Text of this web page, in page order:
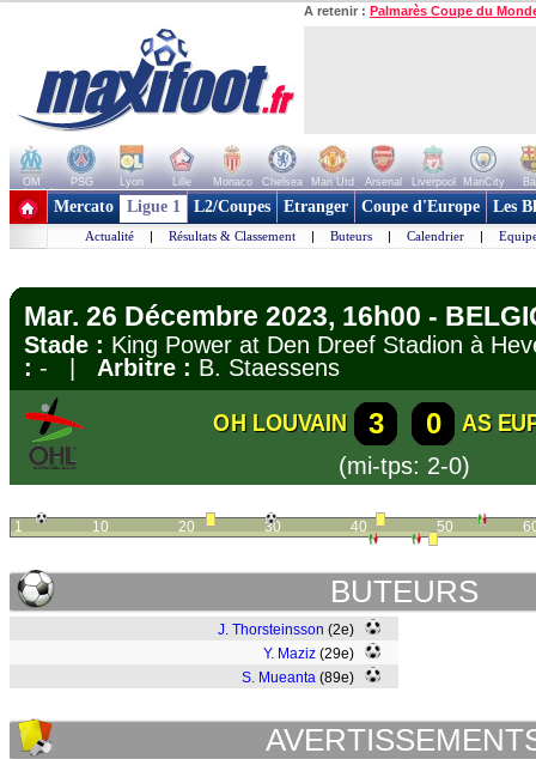
A retenir : Palmarès Coupe du
OM PSG Lyon Lille Monaco Chelsea Man Utd Arsenal Liverpool ManCity
+ de clubs
Mercato Ligue 1 L2/Coupes Etranger Coupe d'Europe Les
Actualité | Résultats & Classement | Buteurs | Calendrier |
Mar. 26 Décembre 2023, 16h00 -
Stade : King Power at Den Dreef Stadion à
: - | Arbitre : B. Staessens
OH LOUVAIN 3 0
AS
(mi-tps: 2-0)
1 10 20 30 40 50
BUTEURS
J. Thorsteinsson (2e)
Y. Maziz (29e)
S. Mueanta (89e)